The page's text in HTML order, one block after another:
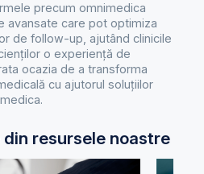
precum omnimedica
avansate care pot optimiza
de follow-up, ajutând clinicile
o experiență de
ocazia de a transforma
cu ajutorul soluțiilor
resursele noastre